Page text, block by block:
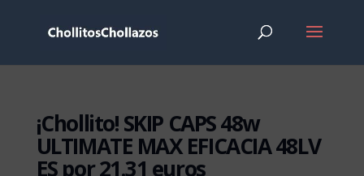
¡Chollito! SKIP CAPS 48w
ULTIMATE MAX EFICACIA 48LV
ES por 21.31 euros